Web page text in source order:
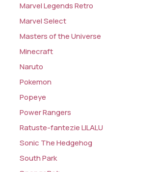
Marvel Legends Retro
Marvel Select
Masters of the Universe
Minecraft
Naruto
Pokemon
Popeye
Power Rangers
Ratuste-fantezie LILALU
Sonic The Hedgehog
South Park